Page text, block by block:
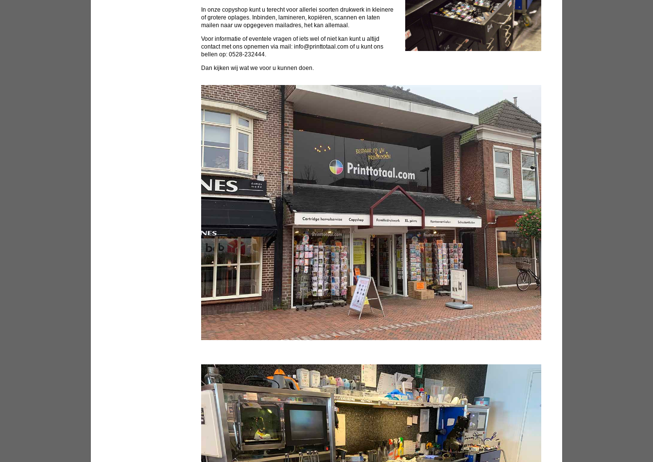
In onze copyshop kunt u terecht voor allerlei soorten drukwerk in kleinere
of grotere oplages. Inbinden, lamineren, kopiëren, scannen en laten
mailen naar uw opgegeven mailadres, het kan allemaal.
Voor informatie of eventele vragen of iets wel of niet kan kunt u altijd
contact met ons opnemen via mail: info@printtotaal.com of u kunt ons
bellen op: 0528-232444.
Dan kijken wij wat we voor u kunnen doen.